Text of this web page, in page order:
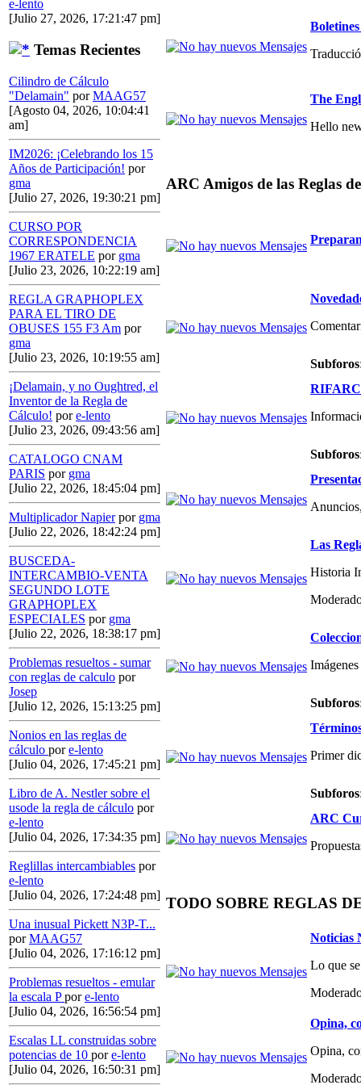
e-lento
[Julio 27, 2026, 17:21:47 pm]
Temas Recientes
Cilindro de Cálculo
"Delamain" porMAAG57
[Agosto 04, 2026, 10:04:41
am]
IM2026: ¡Celebrando los 15
Años de Participación! por
gma
[Julio 27, 2026, 19:30:21 pm]
CURSO POR
CORRESPONDENCIA
1967 ERATELE por gma
[Julio 23, 2026, 10:22:19 am]
REGLA GRAPHOPLEX
PARA EL TIRO DE
OBUSES 155 F3 Am por
gma
[Julio 23, 2026, 10:19:55 am]
¡Delamain, y no Oughtred, el
Inventor de la Regla de
Cálculo! pore-lento
[Julio 23, 2026, 09:43:56 am]
CATALOGO CNAM
PARIS por gma
[Julio 22, 2026, 18:45:04 pm]
Multiplicador Napier por gma
[Julio 22, 2026, 18:42:24 pm]
BUSCEDA-
INTERCAMBIO-VENTA
SEGUNDO LOTE
GRAPHOPLEX
ESPECIALES por gma
[Julio 22, 2026, 18:38:17 pm]
Problemas resueltos - sumar
con reglas de calculo por
Josep
[Julio 12, 2026, 15:13:25 pm]
Nonios en las reglas de
cálculo pore-lento
[Julio 04, 2026, 17:45:21 pm]
Libro de A. Nestler sobre el
usode la regla de cálculo por
e-lento
[Julio 04, 2026, 17:34:35 pm]
Reglillas intercambiables por
e-lento
[Julio 04, 2026, 17:24:48 pm]
Una inusual Pickett N3P-T...
porMAAG57
[Julio 04, 2026, 17:16:12 pm]
Problemas resueltos - emular
la escala Ppore-lento
[Julio 04, 2026, 16:56:54 pm]
Escalas LL construidas sobre
potencias de 10 pore-lento
[Julio 04, 2026, 16:50:31 pm]
The
Hello
ARC Amigos de las Reglas
Subforos
Subforos
Las
Historia
Subforos
Primer
Subforos
ARC
TODO SOBRE REGLAS
Noticias
Lo que
Opina,
Opina,